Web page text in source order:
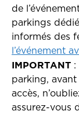
de
parkings
informés des
l’événement
IMPORTANT :
parking,
accès,
assurez-vous